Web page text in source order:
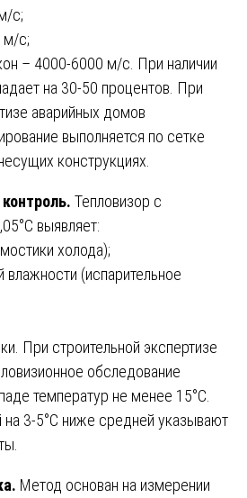
с;
м/с;
– 4000-6000 м/с. При наличии
на 30-50 процентов. При
аварийных домов
выполняется по сетке
конструкциях.
Тепловизор с
выявляет:
холода);
влажности (испарительное
При строительной экспертизе
обследование
температур не менее 15°С.
на 3-5°С ниже средней указывают
Метод основан на измерении